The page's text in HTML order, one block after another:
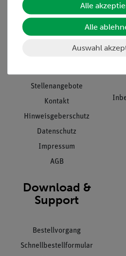
Informationen
Stellenangebote
Kontakt
Hinweisgeberschutz
Datenschutz
Impressum
AGB
Download &
Support
Bestellvorgang
Schnellbestellformular
Alle
Alle
Auswahl